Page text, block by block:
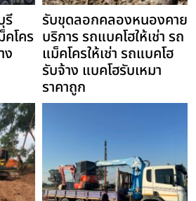
รี
คโคร
ง
รับขุดลอกคลองหนองคาย
บริการ รถแบคโฮให้เช่า รถ
แม็คโครให้เช่า รถแบคโฮ
รับจ้าง แบคโฮรับเหมา
ราคาถูก